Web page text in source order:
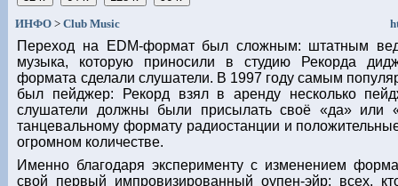
ИНФО >Club Music
Переход на EDM-формат был сложным: штатным
музыка, которую приносили в студию Рекорда
формата сделали слушатели. В 1997 году самым
был пейджер: Рекорд взял в аренду несколько
слушатели должны были присылать своё «да» или
танцевальному формату радиостанции и
огромном количестве.
Именно благодаря эксперименту с изменением
свой первый импровизированный оупен-эйр: всех,